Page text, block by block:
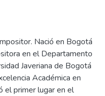
Nació en Bogotá
en el Departamento
Javeriana de Bogotá
Académica en
el primer lugar en el